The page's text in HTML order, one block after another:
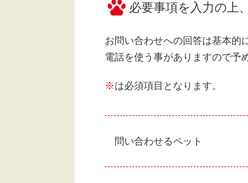
必要事項を入力の上
お問い合わせへの回答は基本的
電話を使う事がありますので予
※は必須項目となります。
問い合わせるペット